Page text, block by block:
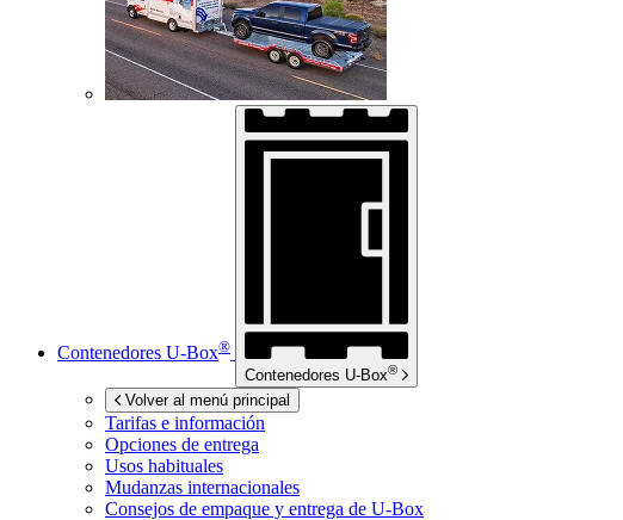
Contenedores U-Box®
Contenedores U-Box®
Volver al menú principal
Tarifas e información
Opciones de entrega
Usos habituales
Mudanzas internacionales
Consejos de empaque y entrega de U-Box